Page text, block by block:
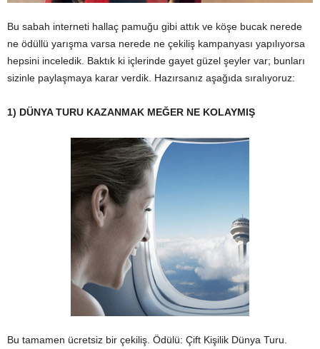
Bu sabah interneti hallaç pamuğu gibi attık ve köşe bucak nerede
ne ödüllü yarışma varsa nerede ne çekiliş kampanyası yapılıyorsa
hepsini inceledik. Baktık ki içlerinde gayet güzel şeyler var; bunları
sizinle paylaşmaya karar verdik. Hazırsanız aşağıda sıralıyoruz:
1) DÜNYA TURU KAZANMAK MEĞER NE KOLAYMIŞ
Bu tamamen ücretsiz bir çekiliş. Ödülü: Çift Kişilik Dünya Turu.